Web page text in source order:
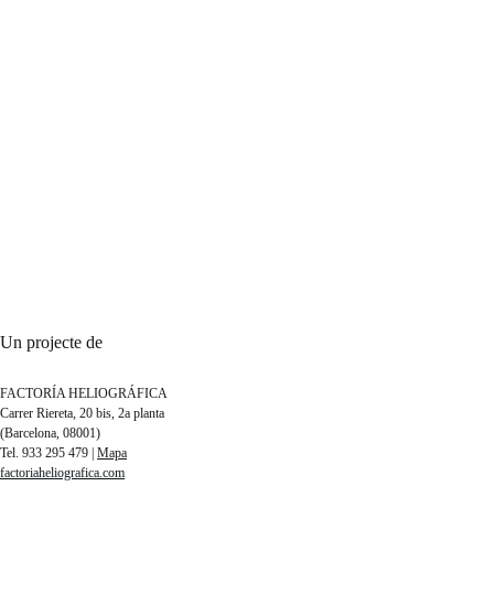
Un projecte de
FACTORÍA HELIOGRÁFICA
Carrer Riereta, 20 bis, 2a planta
(Barcelona, 08001)
Tel. 933 295 479 | Mapa
factoriaheliografica.com